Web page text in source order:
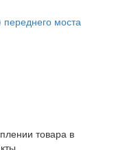
моста
товара в